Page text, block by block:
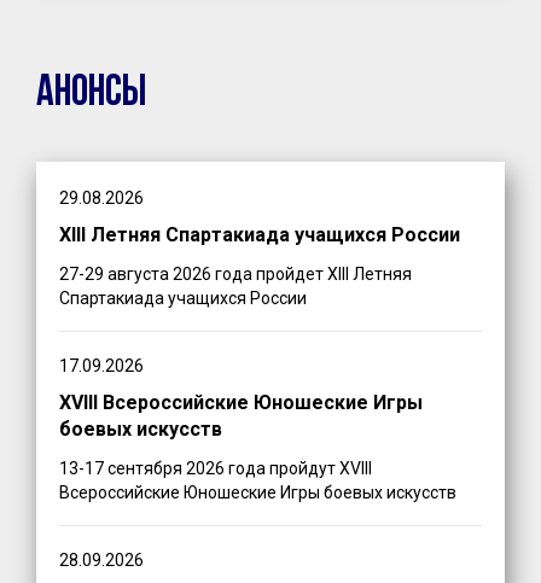
Анонсы
29.08.2026
XIII Летняя Спартакиада учащихся России
27-29 августа 2026 года пройдет XIII Летняя
Спартакиада учащихся России
17.09.2026
XVIII Всероссийские Юношеские Игры
боевых искусств
13-17 сентября 2026 года пройдут XVIII
Всероссийские Юношеские Игры боевых искусств
28.09.2026